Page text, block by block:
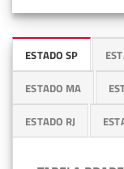
ESTADO SP
ESTADO MA
ESTADO RJ